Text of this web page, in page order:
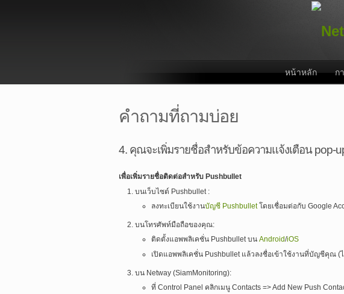
หน้าหลัก ก
คำถามที่ถามบ่อย
4. คุณจะเพิ่มรายชื่อสำหรับข้อความแจ้งเตือน pop-
เพื่อเพิ่มรายชื่อติดต่อสำหรับ Pushbullet
บนเว็บไซต์ Pushbullet :
ลงทะเบียนใช้งานบัญชี Pushbulletโดยเชื่อมต่อกับ Google
บนโทรศัพท์มือถือของคุณ:
ติดตั้งแอพพลิเคชั่น Pushbullet บน Android/iOS
เปิดแอพพลิเคชั่น Pushbullet แล้วลงชื่อเข้าใช้งานที่บัญชีคุณ
บน Netway (SiamMonitoring):
ที่ Control Panel คลิกเมนู Contacts => Add New Push